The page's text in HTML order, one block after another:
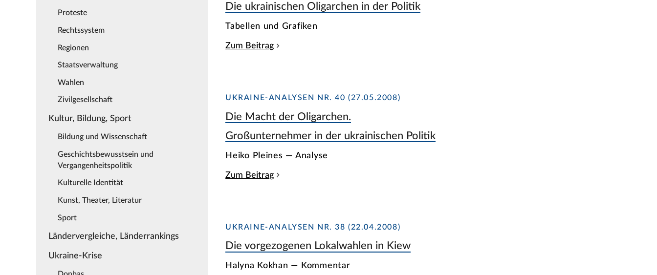
Proteste
Rechtssystem
Regionen
Staatsverwaltung
Wahlen
Zivilgesellschaft
Kultur, Bildung, Sport
Bildung und Wissenschaft
Geschichtsbewusstsein und
Vergangenheitspolitik
Kulturelle Identität
Kunst, Theater, Literatur
Sport
Ländervergleiche, Länderrankings
Ukraine-Krise
Die ukrainischen Oligarchen in der Politik
Tabellen und Grafiken
Zum Beitrag
UKRAINE-ANALYSEN NR. 40 (27.05.2008)
Die Macht der Oligarchen.
Großunternehmer in der ukrainischen Politik
Heiko Pleines — Analyse
Zum Beitrag
UKRAINE-ANALYSEN NR. 38 (22.04.2008)
Die vorgezogenen Lokalwahlen in Kiew
Halyna Kokhan — Kommentar